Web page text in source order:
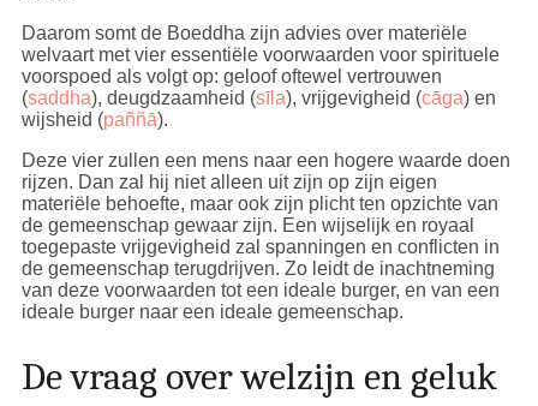
Daarom somt de Boeddha zijn advies over materiële
welvaart met vier essentiële voorwaarden voor spirituele
voorspoed als volgt op: geloof oftewel vertrouwen
(saddha), deugdzaamheid (sīla), vrijgevigheid (cāga) en
wijsheid (paññā).
Deze vier zullen een mens naar een hogere waarde doen
rijzen. Dan zal hij niet alleen uit zijn op zijn eigen
materiële behoefte, maar ook zijn plicht ten opzichte van
de gemeenschap gewaar zijn. Een wijselijk en royaal
toegepaste vrijgevigheid zal spanningen en conflicten in
de gemeenschap terugdrijven. Zo leidt de inachtneming
van deze voorwaarden tot een ideale burger, en van een
ideale burger naar een ideale gemeenschap.
De vraag over welzijn en geluk